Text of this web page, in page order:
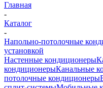
Главная
-
Каталог
-
Напольно-потолочные
установкой
Настенные кондиционеры
кондиционерыКанальные
потолочные кондиционеры